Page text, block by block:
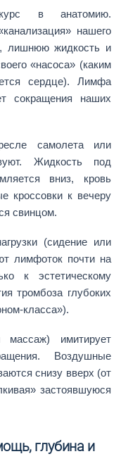
в анатомию.
нашего
лишнюю жидкость и
«насоса» (каким
сердце). Лимфа
сокращения наших
самолета или
Жидкость под
вниз, кровь
кроссовки к вечеру
свинцом.
(сидение или
лимфоток почти на
к эстетическому
тромбоза глубоких
класса»).
массаж) имитирует
Воздушные
снизу вверх (от
застоявшуюся
глубина и